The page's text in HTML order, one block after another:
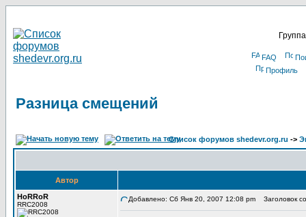
FAQ
Профиль
Разница смещений
Список форумов shedevr.org.ru ->
Автор
HoRRoR
RRC2008
Добавлено: Сб Янв 20, 2007 12:08 pm Заголовок